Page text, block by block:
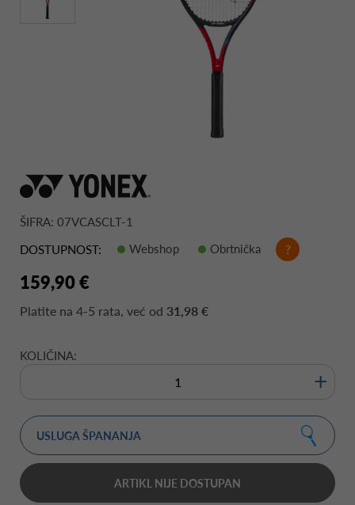
ŠIFRA: 07VCASCLT-1
DOSTUPNOST:
Webshop Obrtnička ?
159,90 €
Platite na 4-5 rata, već od 31,98 €
KOLIČINA:
+
USLUGA ŠPANANJA
ARTIKL NIJE DOSTUPAN